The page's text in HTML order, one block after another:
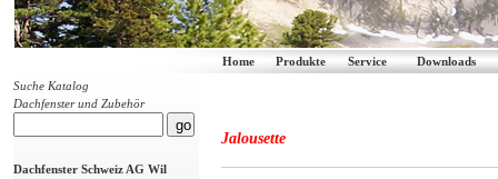
Home Produkte Service
Downloads
Suche Katalog
Dachfenster und Zubehör
Dachfenster Schweiz AG Wil
Jalousette